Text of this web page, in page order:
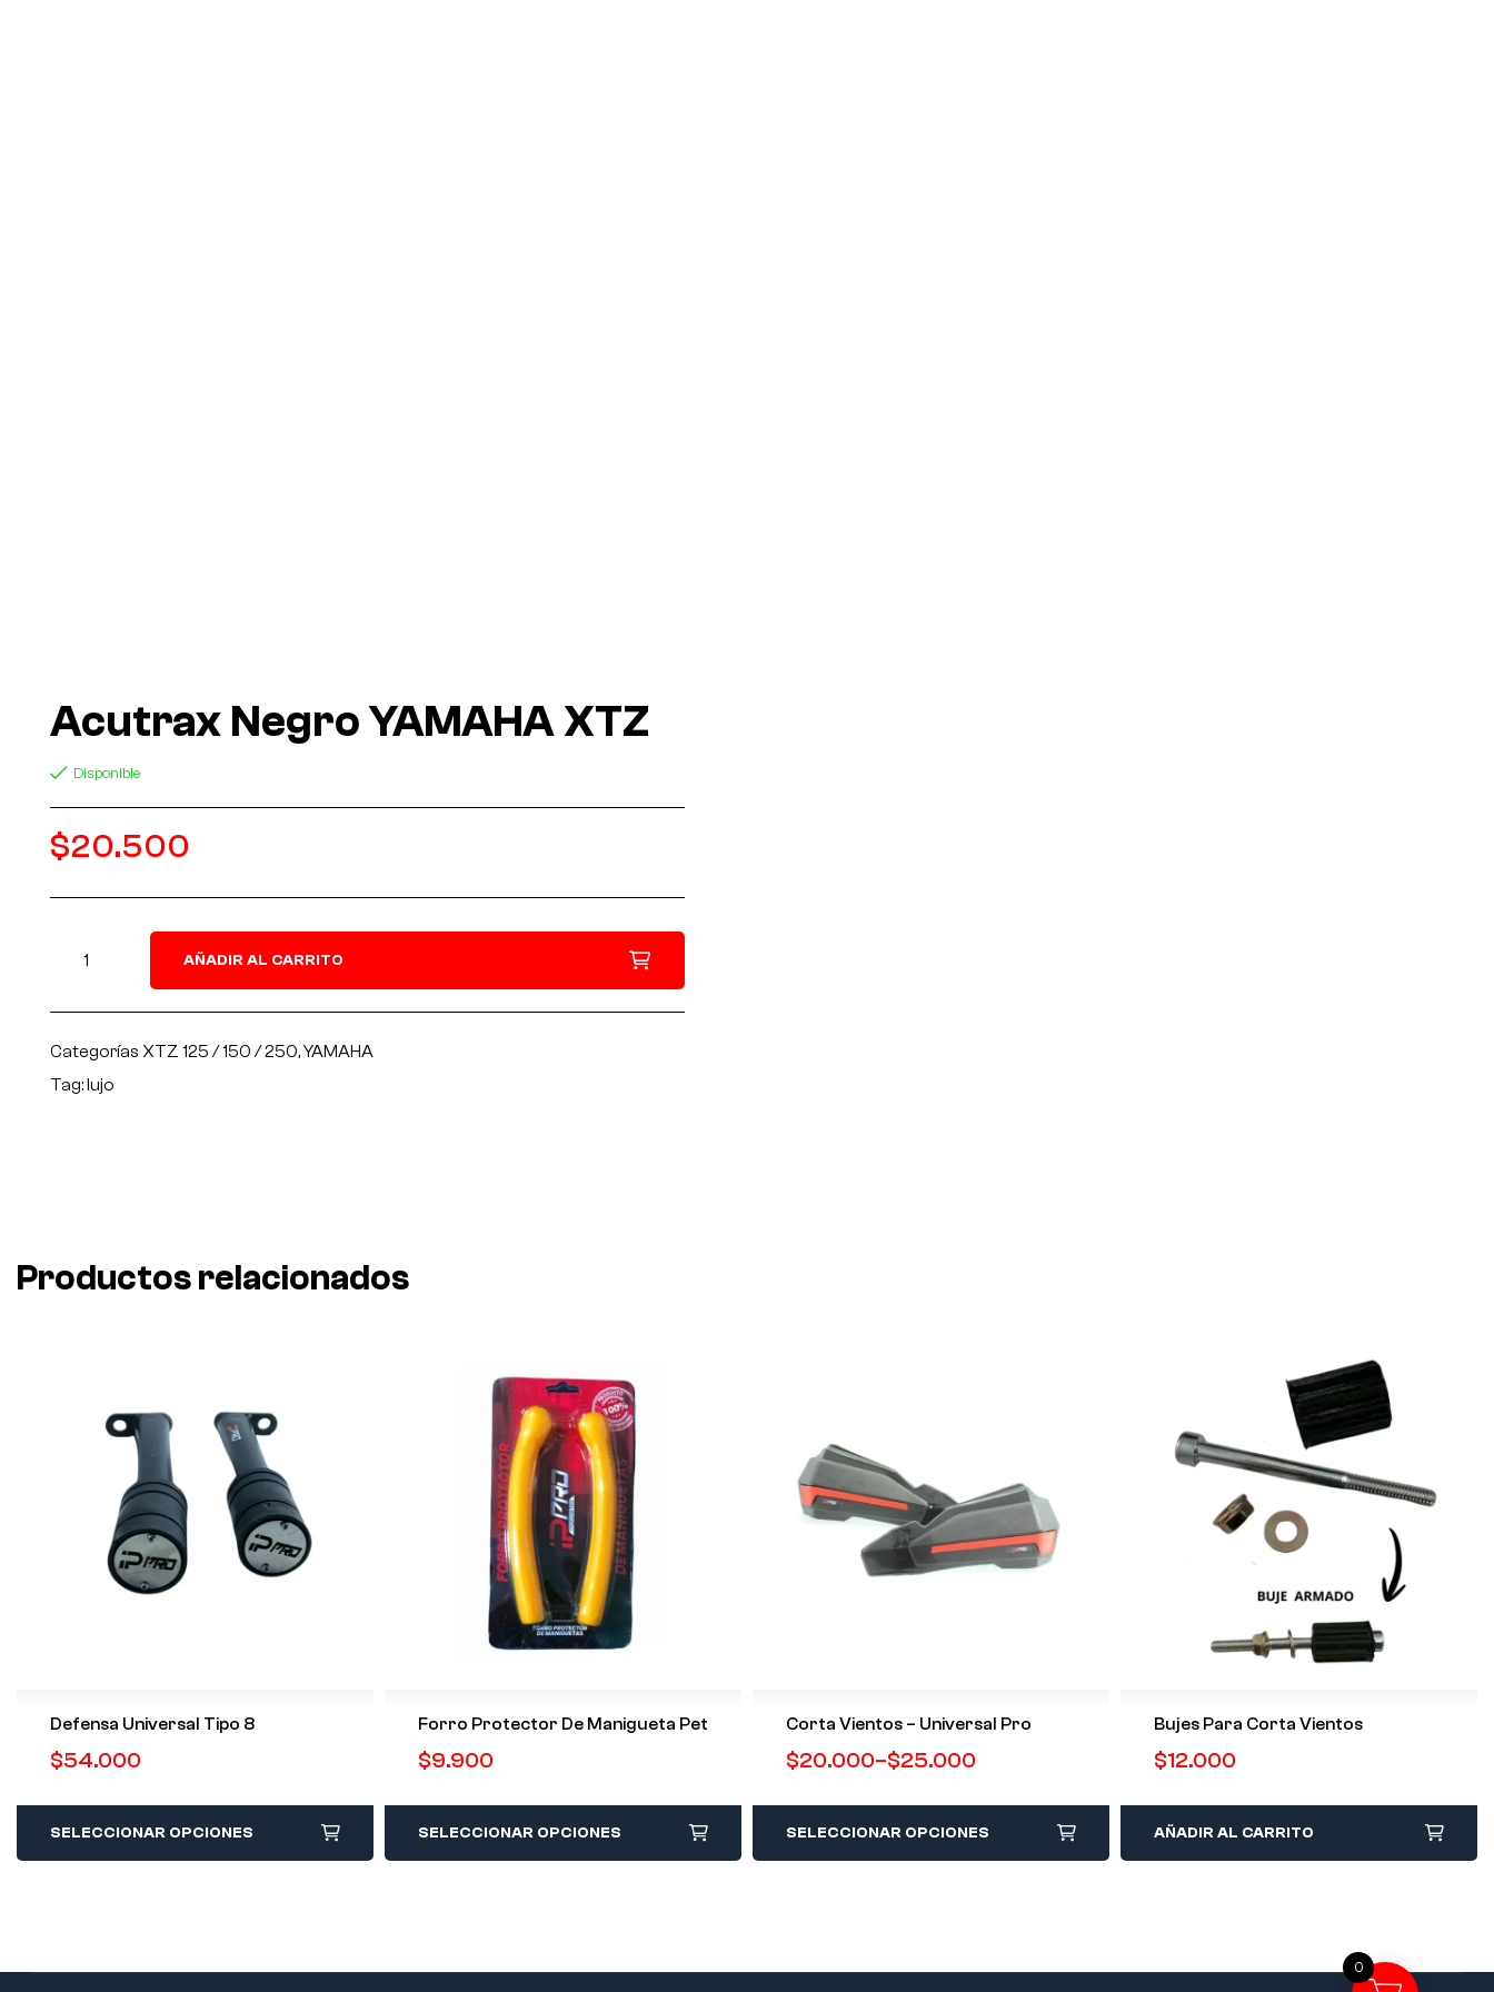
Acutrax Negro YAMAHA XTZ
Disponible
$20.500
AÑADIR AL CARRITO
Categorías XTZ 125 / 150 / 250,YAMAHA
Tag:lujo
Productos relacionados
Defensa Universal Tipo 8
$54.000
SELECCIONAR OPCIONES
Forro Protector De Manigueta Pet
$9.900
SELECCIONAR OPCIONES
Corta Vientos – Universal Pro
$20.000–$25.000
SELECCIONAR OPCIONES
Bujes Para Corta Vientos
$12.000
AÑADIR AL CARRITO
0